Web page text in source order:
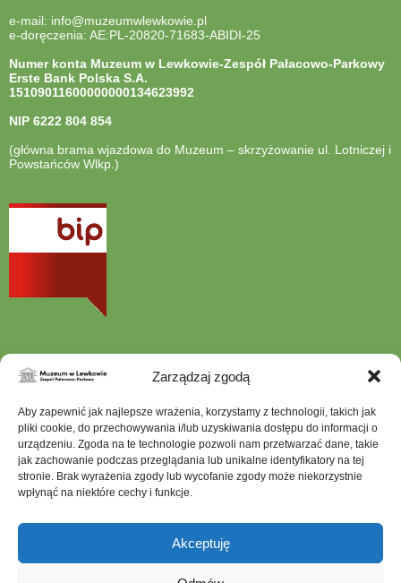
Zarządzaj zgodą
Aby zapewnić jak najlepsze wrażenia, korzystamy z technologii, takich jak
pliki cookie, do przechowywania i/lub uzyskiwania dostępu do informacji o
urządzeniu. Zgoda na te technologie pozwoli nam przetwarzać dane, takie
jak zachowanie podczas przeglądania lub unikalne identyfikatory na tej
stronie. Brak wyrażenia zgody lub wycofanie zgody może niekorzystnie
wpłynąć na niektóre cechy i funkcje.
Akceptuję
e-mail: info@muzeumwlewkowie.pl
e-doręczenia: AE:PL-20820-71683-ABIDI-25
Numer konta Muzeum w Lewkowie-Zespół Pałacowo-Parkowy
Erste Bank Polska S.A.
15109011600000000134623992
NIP 6222 804 854
(główna brama wjazdowa do Muzeum – skrzyżowanie ul. Lotniczej i
Powstańców Wlkp.)
otwiera
nowej
Szukana
fraza